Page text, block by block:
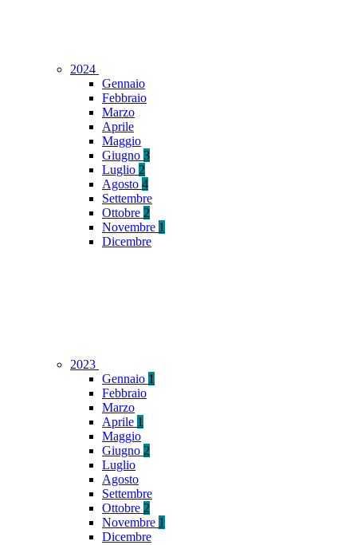
2024
Gennaio
Febbraio
Marzo
Aprile
Maggio
Giugno 3
Luglio 2
Agosto 4
Settembre
Ottobre 2
Novembre 1
Dicembre
2023
Gennaio 1
Febbraio
Marzo
Aprile 1
Maggio
Giugno 2
Luglio
Agosto
Settembre
Ottobre 2
Novembre 1
Dicembre